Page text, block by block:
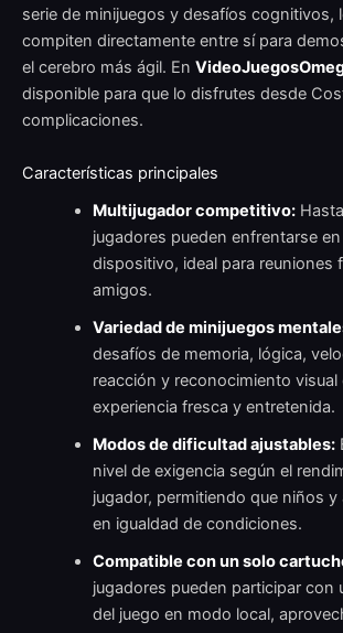
serie de minijuegos y desafíos cognitivos,
compiten directamente entre sí para
el cerebro más ágil. En
disponible para que lo disfrutes desde
complicaciones.
Características principales
Multijugador competitivo:
jugadores pueden enfrentarse
dispositivo, ideal para reuniones
amigos.
Variedad de minijuegos
desafíos de memoria, lógica,
reacción y reconocimiento visual
experiencia fresca y entretenida.
Modos de dificultad ajustables:
nivel de exigencia según el
jugador, permitiendo que niños
en igualdad de condiciones.
Compatible con un solo
jugadores pueden participar con
del juego en modo local,